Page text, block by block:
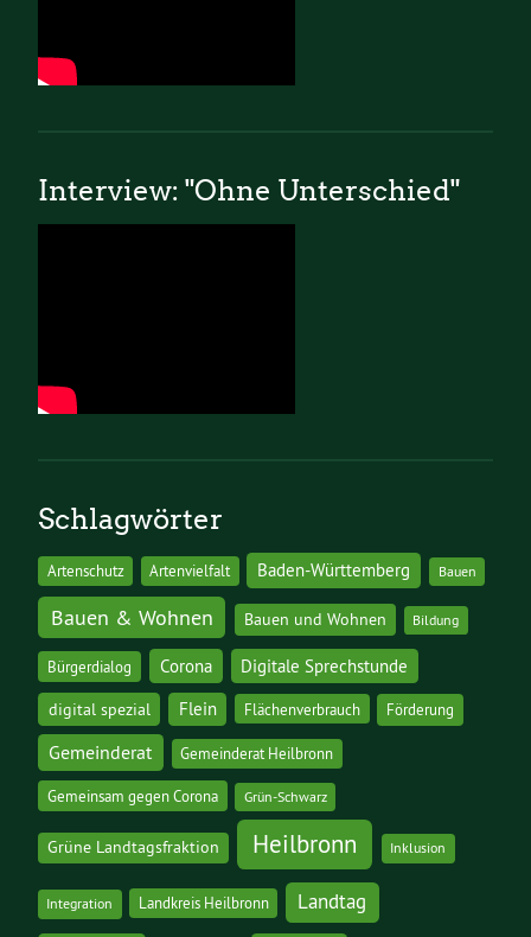
Interview: "Ohne Unterschied"
Schlagwörter
Artenschutz Artenvielfalt Baden-Württemberg Bauen
Bauen & Wohnen Bauen und Wohnen Bildung
Bürgerdialog Corona Digitale Sprechstunde
digital spezial Flein Flächenverbrauch Förderung
Gemeinderat Gemeinderat Heilbronn
Gemeinsam gegen Corona Grün-Schwarz
Grüne Landtagsfraktion Heilbronn Inklusion
Integration Landkreis Heilbronn Landtag